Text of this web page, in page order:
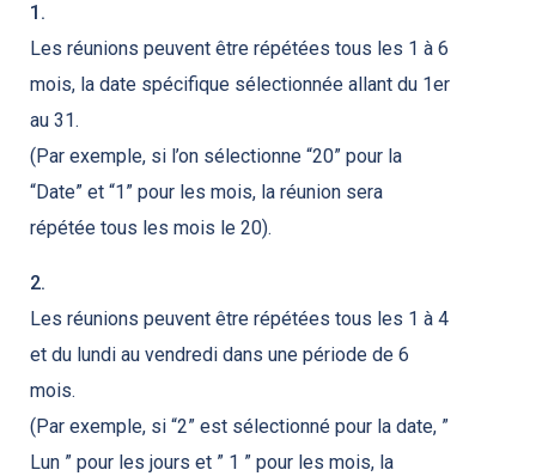
1.
Les réunions peuvent être répétées tous les 1 à 6
mois, la date spécifique sélectionnée allant du 1er
au 31.
(Par exemple, si l’on sélectionne “20” pour la
“Date” et “1” pour les mois, la réunion sera
répétée tous les mois le 20).
2.
Les réunions peuvent être répétées tous les 1 à 4
et du lundi au vendredi dans une période de 6
mois.
(Par exemple, si “2” est sélectionné pour la date, ”
Lun ” pour les jours et ” 1 ” pour les mois, la